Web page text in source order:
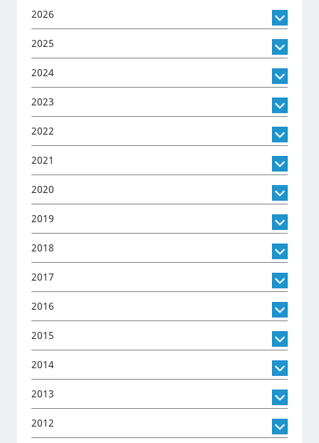
2026
2025
2024
2023
2022
2021
2020
2019
2018
2017
2016
2015
2014
2013
2012